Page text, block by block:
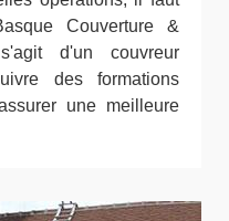
Couverture &
d'un couvreur
des formations
une meilleure